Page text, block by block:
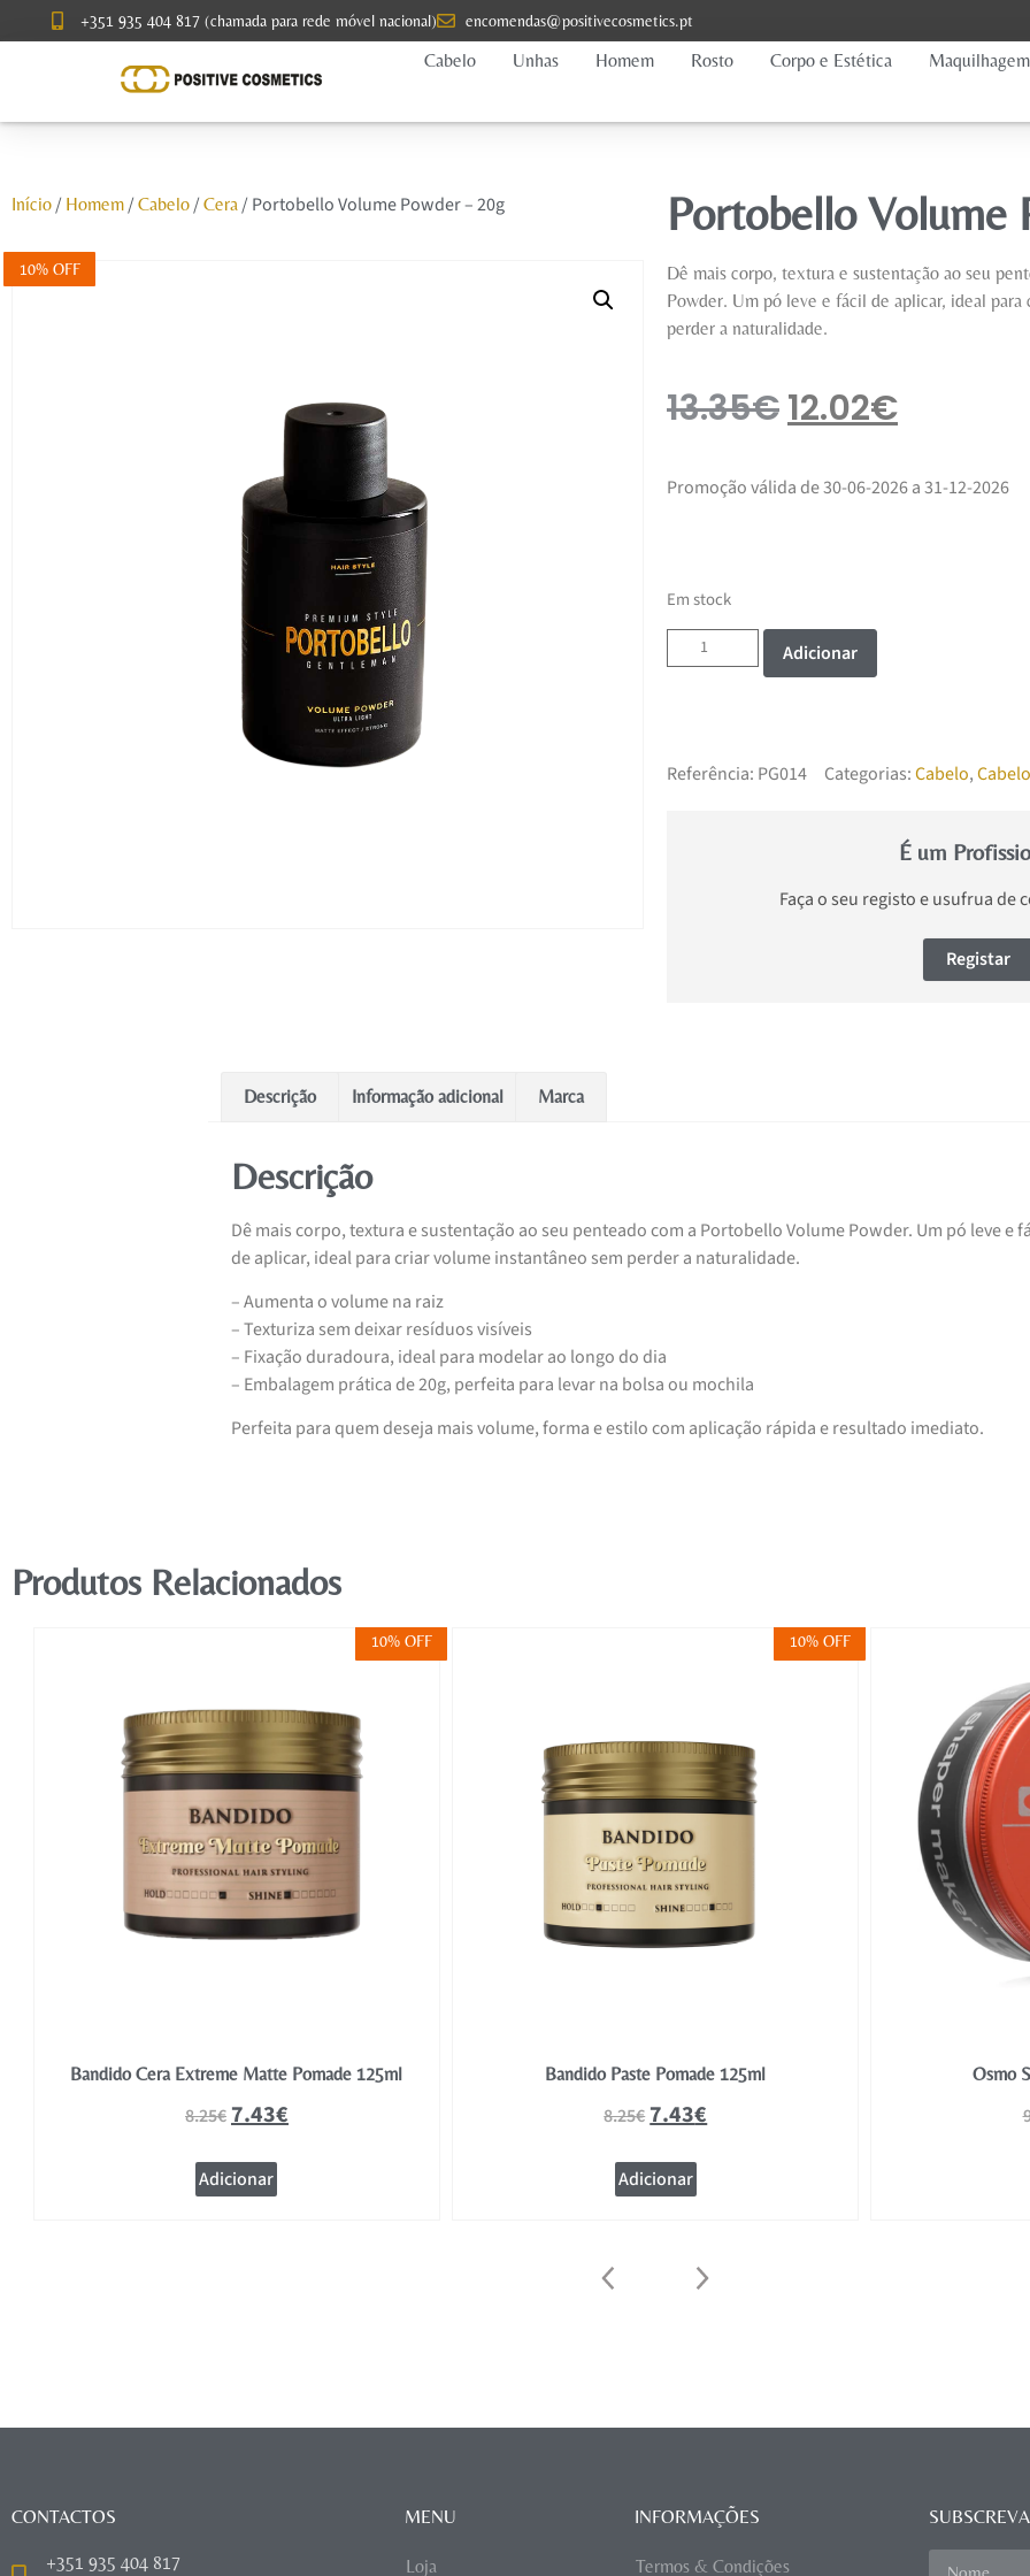
+351 935 404 817 (chamada para rede móvel nacional) encomendas@positivecosmetics.pt
Cabelo Unhas Homem Rosto Corpo e Estética Maquilhagem
Início/ Homem/ Cabelo/ Cera/ Portobello Volume Powder – 20g
10% OFF
Portobello Volume
Dê mais corpo, textura e sustentação ao seu
Powder. Um pó leve e fácil de aplicar, ideal
perder a naturalidade.
13.35€12.02€
Promoção válida de 30-06-2026 a 31-12-2026
Em stock
Adicionar
Referência: PG014 Categorias:Cabelo,Cabelo
É um
Faça o seu registo e usufrua de
Registar
Descrição Informação adicional Marca
Descrição
Dê mais corpo, textura e sustentação ao seu penteado com a Portobello Volume Powder. Um pó leve e
de aplicar, ideal para criar volume instantâneo sem perder a naturalidade.
– Aumenta o volume na raiz
– Texturiza sem deixar resíduos visíveis
– Fixação duradoura, ideal para modelar ao longo do dia
– Embalagem prática de 20g, perfeita para levar na bolsa ou mochila
Perfeita para quem deseja mais volume, forma e estilo com aplicação rápida e resultado imediato.
Produtos Relacionados
10% OFF
Bandido Cera Extreme Matte Pomade 125ml
8.25€7.43€
Adicionar
10% OFF
Bandido Paste Pomade 125ml
8.25€7.43€
Adicionar
Osmo
CONTACTOS
+351 935 404 817
MENU
Loja
INFORMAÇÕES
Termos & Condições